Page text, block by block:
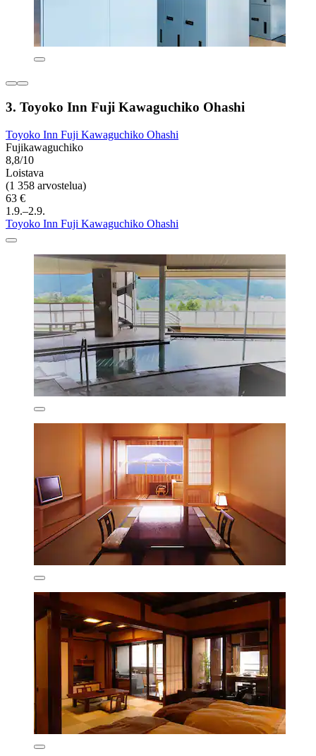
3. Toyoko Inn Fuji Kawaguchiko Ohashi
Toyoko Inn Fuji Kawaguchiko Ohashi
Fujikawaguchiko
8,8/10
Loistava
(1 358 arvostelua)
63 €
1.9.–2.9.
Toyoko Inn Fuji Kawaguchiko Ohashi